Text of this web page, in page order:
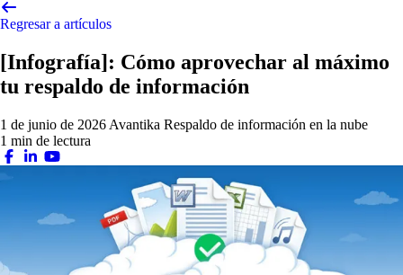
Regresar a artículos
[Infografía]: Cómo aprovechar al máximo
tu respaldo de información
1 de junio de 2026 Avantika Respaldo de información en la nube
1 min de lectura